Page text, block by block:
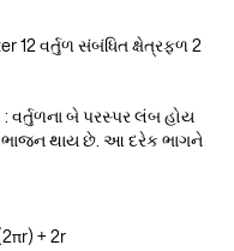
વર્તુળના બે પરસ્પર લંબ હોય
વિભાજન થાય છે. આ દરેક ભાગને
+ 2r